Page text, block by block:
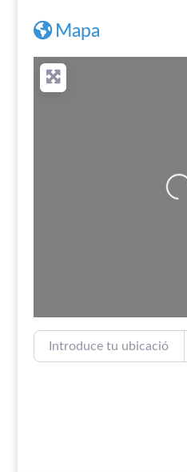
Mapa
Cargando…
Introduce tu ubicación